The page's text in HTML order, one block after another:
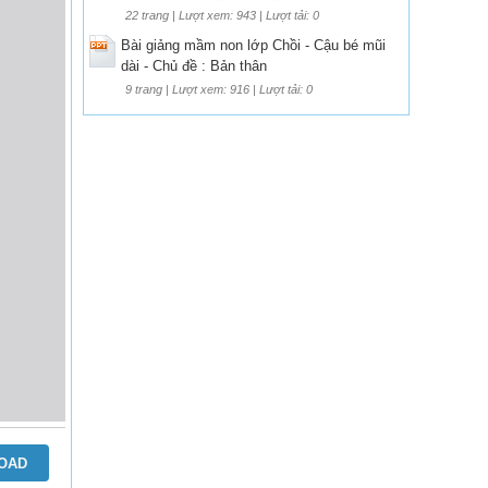
22 trang | Lượt xem: 943 | Lượt tải: 0
Bài giảng mầm non lớp Chồi - Cậu bé mũi
dài - Chủ đề : Bản thân
9 trang | Lượt xem: 916 | Lượt tải: 0